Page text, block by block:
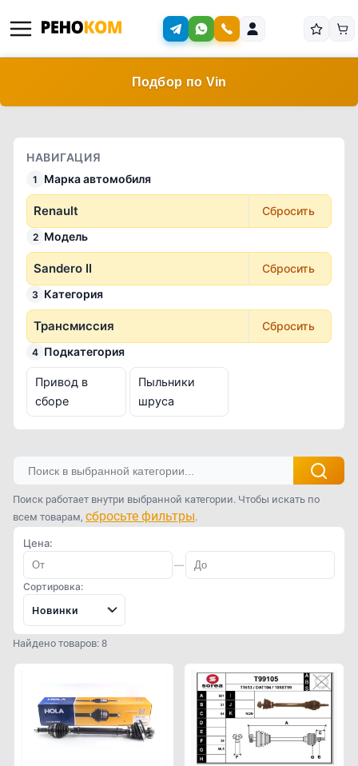
Подбор по Vin
НАВИГАЦИЯ
1 Марка автомобиля
Renault Сбросить
2 Модель
Sandero II Сбросить
3 Категория
Трансмиссия Сбросить
4 Подкатегория
Привод в
сборе
Пыльники
шруса
Поиск работает внутри выбранной категории. Чтобы искать по
всем товарам, сбросьте фильтры.
Цена:
—
Сортировка:
Новинки
Найдено товаров: 8